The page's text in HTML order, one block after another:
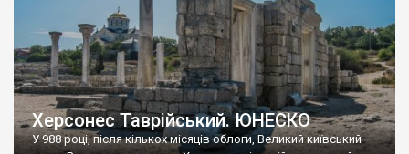
Херсонес Таврійський. ЮНЕСКО
У 988 році, після кількох місяців облоги, Великий київський